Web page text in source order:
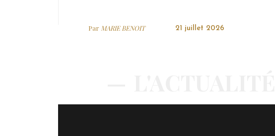
Par MARIE BENOIT 21 juillet 2026